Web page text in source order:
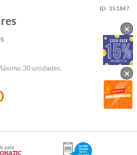
ID:351847
30 unidades.
×
×